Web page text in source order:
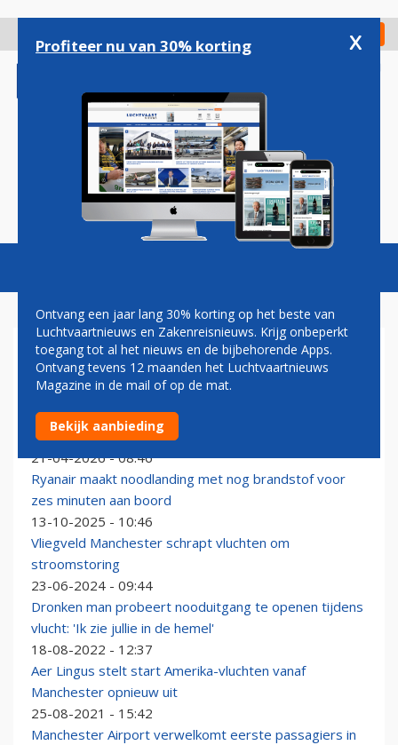
gaan
Check in
Magazine Podcasts Vacatures
MANCHESTER
Nieuwkomer Riyadh Air onthult twee nieuwe Europese
bestemmingen
21-04-2026 - 08:46
Ryanair maakt noodlanding met nog brandstof voor
zes minuten aan boord
13-10-2025 - 10:46
Vliegveld Manchester schrapt vluchten om
stroomstoring
23-06-2024 - 09:44
Dronken man probeert nooduitgang te openen tijdens
vlucht: 'Ik zie jullie in de hemel'
18-08-2022 - 12:37
Aer Lingus stelt start Amerika-vluchten vanaf
Manchester opnieuw uit
25-08-2021 - 15:42
Manchester Airport verwelkomt eerste passagiers in
Profiteer nu van 30% korting x
Ontvang een jaar lang 30% korting op het beste van
Luchtvaartnieuws en Zakenreisnieuws. Krijg onbeperkt
toegang tot al het nieuws en de bijbehorende Apps.
Ontvang tevens 12 maanden het Luchtvaartnieuws
Magazine in de mail of op de mat.
Bekijk aanbieding